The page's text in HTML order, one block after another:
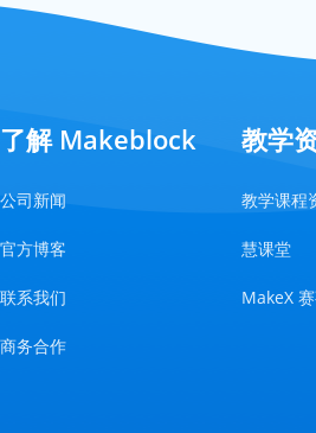
了解 Makeblock
公司新闻
官方博客
联系我们
商务合作
教学
教学课程
慧课堂
MakeX